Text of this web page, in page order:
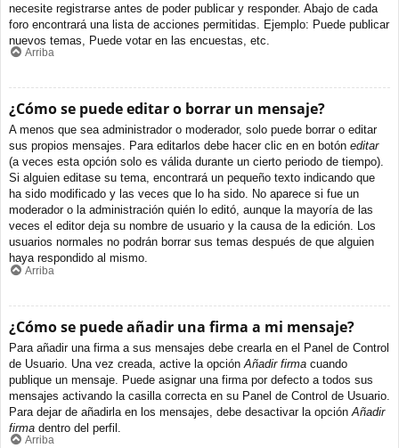
necesite registrarse antes de poder publicar y responder. Abajo de cada
foro encontrará una lista de acciones permitidas. Ejemplo: Puede publicar
nuevos temas, Puede votar en las encuestas, etc.
Arriba
¿Cómo se puede editar o borrar un mensaje?
A menos que sea administrador o moderador, solo puede borrar o editar
sus propios mensajes. Para editarlos debe hacer clic en en botón editar
(a veces esta opción solo es válida durante un cierto periodo de tiempo).
Si alguien editase su tema, encontrará un pequeño texto indicando que
ha sido modificado y las veces que lo ha sido. No aparece si fue un
moderador o la administración quién lo editó, aunque la mayoría de las
veces el editor deja su nombre de usuario y la causa de la edición. Los
usuarios normales no podrán borrar sus temas después de que alguien
haya respondido al mismo.
Arriba
¿Cómo se puede añadir una firma a mi mensaje?
Para añadir una firma a sus mensajes debe crearla en el Panel de Control
de Usuario. Una vez creada, active la opción Añadir firma cuando
publique un mensaje. Puede asignar una firma por defecto a todos sus
mensajes activando la casilla correcta en su Panel de Control de Usuario.
Para dejar de añadirla en los mensajes, debe desactivar la opción Añadir
firma dentro del perfil.
Arriba